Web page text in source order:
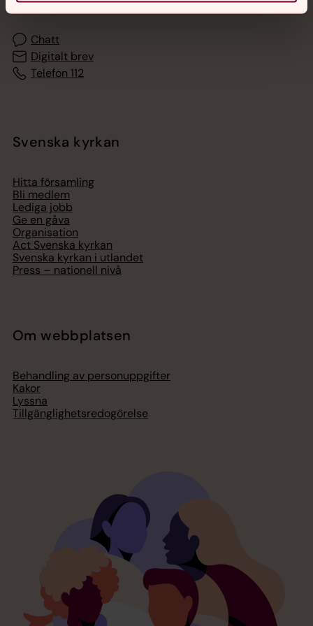
Chatt
Digitalt brev
Telefon 112
Svenska kyrkan
Hitta församling
Bli medlem
Lediga jobb
Ge en gåva
Organisation
Act Svenska kyrkan
Svenska kyrkan i utlandet
Press – nationell nivå
Om webbplatsen
Behandling av personuppgifter
Kakor
Lyssna
Tillgänglighetsredogörelse